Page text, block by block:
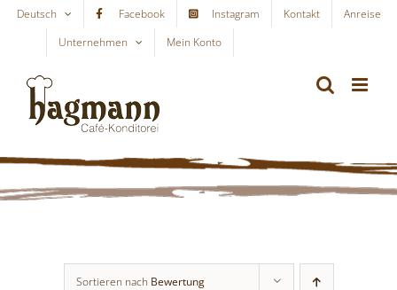
Skip
content
Deutsch Facebook Instagram Kontakt
Anreise
Unternehmen
Mein Konto
Sortieren nach Bewertung